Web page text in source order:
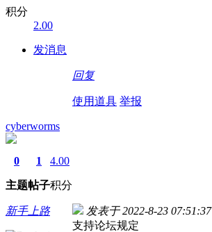
积分
2.00
发消息
回复
使用道具 举报
cyberworms
0
主题
1
帖子
4.00
积分
新手上路 发表于 2022-8-23 07:51:37
支持论坛规定